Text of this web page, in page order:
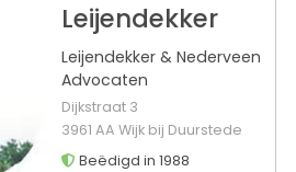
Leijendekker
Leijendekker & Nederveen
Advocaten
Dijkstraat 3
3961 AA Wijk bij Duurstede
Beëdigd in 1988